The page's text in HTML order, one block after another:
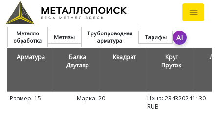
Металло
обработка
Метизы
Трубопроводная
арматура
Тарифы AI
Арматура
Балка
Двутавр
Квадрат
Круг
Пруток
Размер: 15 Марка: 20 Цена: 234320241130
RUB